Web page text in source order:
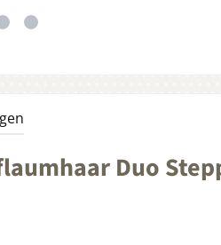
Duo